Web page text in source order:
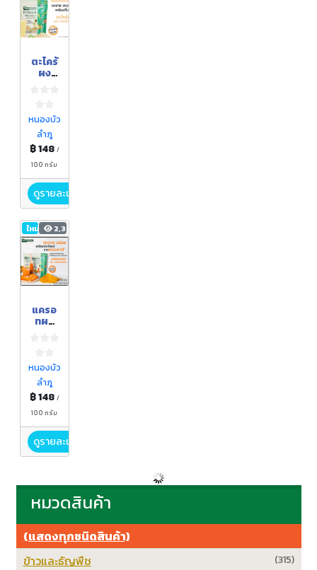
ตะไคร้
ผง
ขนาด
100
กรัม
หนองบัว
ลำภู
฿ 148 /
100 กรัม
ดูรายละเอียด
ใหม่ 2,398
แครอ
ทผง
ขนาด
100
กรัม
หนองบัว
ลำภู
฿ 148 /
100 กรัม
ดูรายละเอียด
หมวดสินค้า
(แสดงทุกชนิดสินค้า)
(315)
ข้าวและธัญพืช